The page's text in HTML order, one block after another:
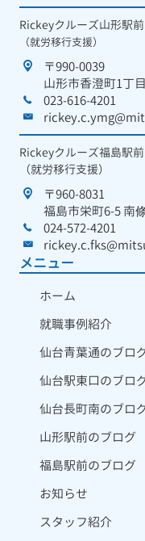
Rickeyクルーズ山形駅前
（就労移行支援）
〒990-0039
山形市香澄町1丁
023-616-4201
Rickeyクルーズ福島駅前
（就労移行支援）
〒960-8031
福島市栄町6-5 南
024-572-4201
メニュー
ホーム
就職事例紹介
仙台青葉通のブロ
仙台駅東口のブロ
仙台長町南のブロ
山形駅前のブログ
福島駅前のブログ
お知らせ
スタッフ紹介